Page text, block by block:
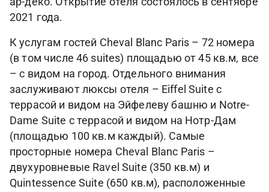
2021 года.
К услугам гостей Cheval Blanc Paris – 72 номера
(в том числе 46 suites) площадью от 45 кв.м, все
– с видом на город. Отдельного внимания
заслуживают люксы отеля – Eiffel Suite с
террасой и видом на Эйфелеву башню и Notre-
Dame Suite с террасой и видом на Нотр-Дам
(площадью 100 кв.м каждый). Самые
просторные номера Cheval Blanc Paris –
двухуровневые Ravel Suite (350 кв.м) и
Quintessence Suite (650 кв.м), расположенные